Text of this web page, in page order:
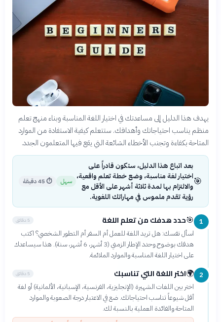
يهدف هذا الدليل إلى مساعدتك في اختيار اللغة المناسبة وبناء منهج تعلم
منظم يناسب احتياجاتك وأهدافك. ستتعلم كيفية الاستفادة من الموارد
المتاحة بكفاءة وتجنب الأخطاء الشائعة التي يقع فيها المتعلمون الجدد.
🎯
بعد اتباع هذا الدليل، ستكون قادراً على
اختيار لغة مناسبة، وضع خطة تعلم واقعية،
والالتزام بها لمدة ثلاثة أشهر على الأقل مع
رؤية تقدم ملموس في مهاراتك اللغوية.
سهل ⏱45 دقيقة
1
🎯حدد هدفك من تعلم اللغة 5 دقائق
اسأل نفسك: هل تريد اللغة للعمل أم السفر أم التطور الشخصي؟ اكتب
هدفك بوضوح وحدد الإطار الزمني (3 أشهر، 6 أشهر، سنة). هذا سيساعدك
على اختيار اللغة المناسبة والموارد الملائمة.
2
🌍اختر اللغة التي تناسبك 5 دقائق
اختر بين اللغات الشهيرة (الإنجليزية، الفرنسية، الإسبانية، الألمانية) أو لغة
أقل شيوعاً تناسب احتياجاتك. ضع في الاعتبار درجة الصعوبة والموارد
المتاحة والفائدة العملية بالنسبة لك.